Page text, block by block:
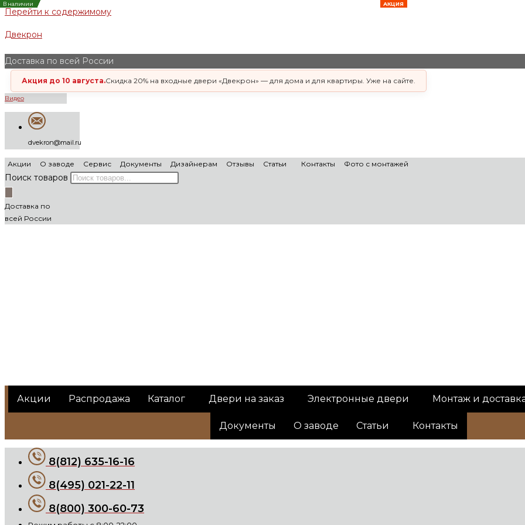
Перейти к содержимому
Двекрон
Доставка по всей России
Акция до 10 августа.Скидка 20% на входные двери «Двекрон» — для дома и для квартиры. Уже на сайте.
Видео
dvekron@mail.ru
Акции О заводе Сервис Документы Дизайнерам Отзывы Статьи Контакты Фото с монтажей
Поиск товаров
Доставка по
всей России
Акции Распродажа Каталог Двери на заказ Электронные двери Монтаж и
Документы О заводе Статьи Контакты
8(812) 635-16-16
8(495) 021-22-11
8(800) 300-60-73
АКЦИЯ
В наличии АКЦИЯ
В наличии АКЦИЯ
В наличии АКЦИЯ
В наличии АКЦИЯ
В наличии АКЦИЯ
В наличии АКЦИЯ
В наличии АКЦИЯ
В наличии АКЦИЯ
В наличии АКЦИЯ
В наличии АКЦИЯ
В наличии